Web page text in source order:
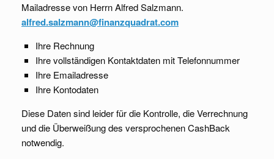
Mailadresse von Herrn Alfred Salzmann.
alfred.salzmann@finanzquadrat.com
Ihre Rechnung
Ihre vollständigen Kontaktdaten mit Telefonnummer
Ihre Emailadresse
Ihre Kontodaten
Diese Daten sind leider für die Kontrolle, die Verrechnung
und die Überweißung des versprochenen CashBack
notwendig.